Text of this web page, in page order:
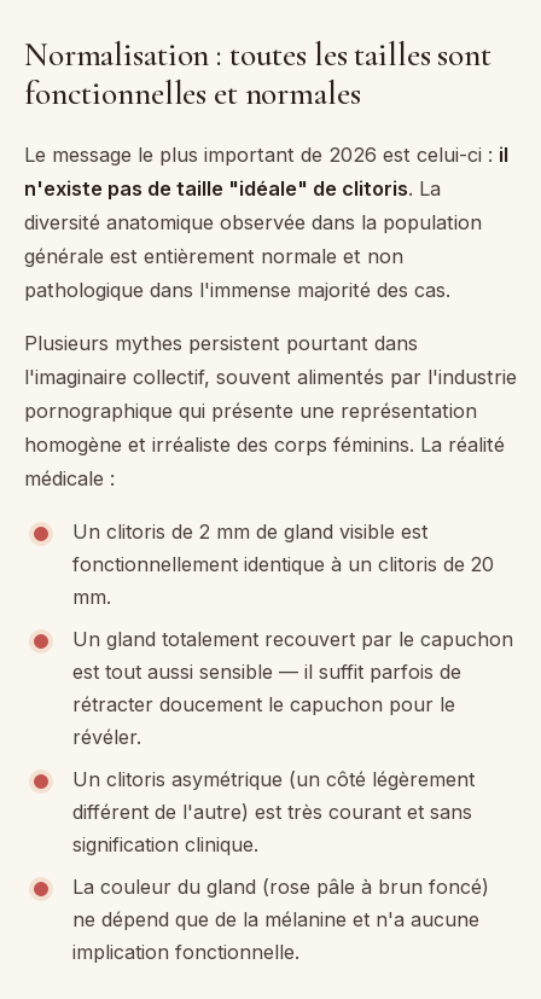
Normalisation : toutes les tailles sont
fonctionnelles et normales
Le message le plus important de 2026 est celui-ci : il
n'existe pas de taille "idéale" de clitoris. La
diversité anatomique observée dans la population
générale est entièrement normale et non
pathologique dans l'immense majorité des cas.
Plusieurs mythes persistent pourtant dans
l'imaginaire collectif, souvent alimentés par l'industrie
pornographique qui présente une représentation
homogène et irréaliste des corps féminins. La réalité
médicale :
Un clitoris de 2 mm de gland visible est
fonctionnellement identique à un clitoris de 20
mm.
Un gland totalement recouvert par le capuchon
est tout aussi sensible — il suffit parfois de
rétracter doucement le capuchon pour le
révéler.
Un clitoris asymétrique (un côté légèrement
différent de l'autre) est très courant et sans
signification clinique.
La couleur du gland (rose pâle à brun foncé)
ne dépend que de la mélanine et n'a aucune
implication fonctionnelle.